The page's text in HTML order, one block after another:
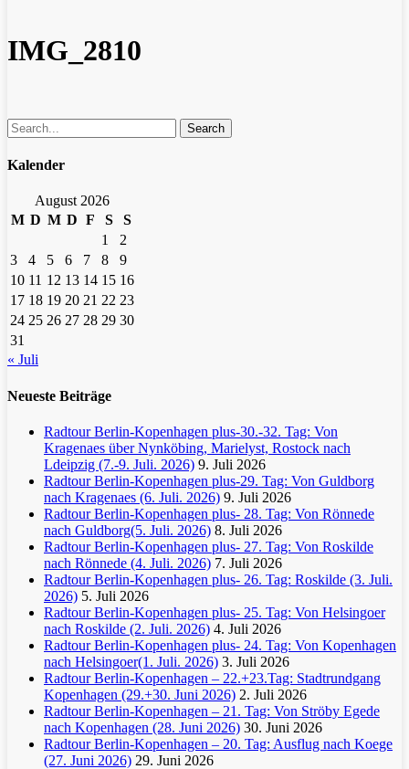
IMG_2810
Search
Kalender
August 2026
M D M D F S
S
1
2
3
4 5 6 7 8
9
10 11 12 13 14 15 16
17 18 19 20 21 22 23
24 25 26 27 28 29 30
31
« Juli
Neueste Beiträge
Radtour Berlin-Kopenhagen plus-30.-32. Tag: Von
Kragenaes über Nynköbing, Marielyst, Rostock nach
Ldeipzig (7.-9. Juli. 2026) 9. Juli 2026
Radtour Berlin-Kopenhagen plus-29. Tag: Von Guldborg
nach Kragenaes (6. Juli. 2026) 9. Juli 2026
Radtour Berlin-Kopenhagen plus- 28. Tag: Von Rönnede
nach Guldborg(5. Juli. 2026) 8. Juli 2026
Radtour Berlin-Kopenhagen plus- 27. Tag: Von Roskilde
nach Rönnede (4. Juli. 2026) 7. Juli 2026
Radtour Berlin-Kopenhagen plus- 26. Tag: Roskilde (3. Juli.
2026) 5. Juli 2026
Radtour Berlin-Kopenhagen plus- 25. Tag: Von Helsingoer
nach Roskilde (2. Juli. 2026) 4. Juli 2026
Radtour Berlin-Kopenhagen plus- 24. Tag: Von Kopenhagen
nach Helsingoer(1. Juli. 2026) 3. Juli 2026
Radtour Berlin-Kopenhagen – 22.+23.Tag: Stadtrundgang
Kopenhagen (29.+30. Juni 2026) 2. Juli 2026
Radtour Berlin-Kopenhagen – 21. Tag: Von Ströby Egede
nach Kopenhagen (28. Juni 2026) 30. Juni 2026
Radtour Berlin-Kopenhagen – 20. Tag: Ausflug nach Koege
(27. Juni 2026) 29. Juni 2026